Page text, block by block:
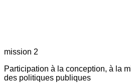
mission 2
Participation à la conception, à la
des politiques publiques